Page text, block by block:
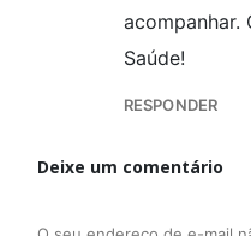
acompanhar.
Saúde!
RESPONDER
Deixe um comentário